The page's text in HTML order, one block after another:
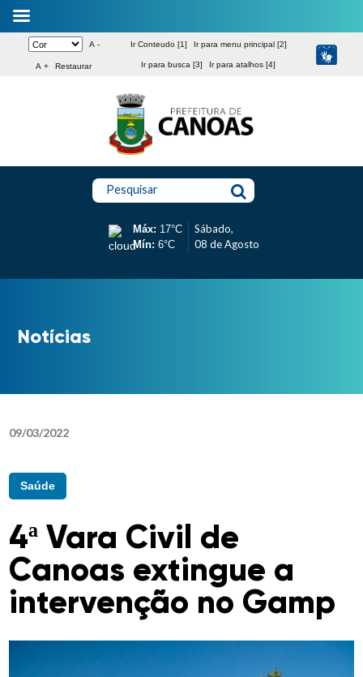
A -
A + Restaurar
Ir Conteudo [1] Ir para menu principal [2]
Ir para busca [3] Ir para atalhos [4]
Pesquisar
Máx: 17°C
Mín: 6°C
Sábado,
08 de Agosto
Notícias
09/03/2022
Saúde
4ª Vara Civil de
Canoas extingue a
intervenção no Gamp